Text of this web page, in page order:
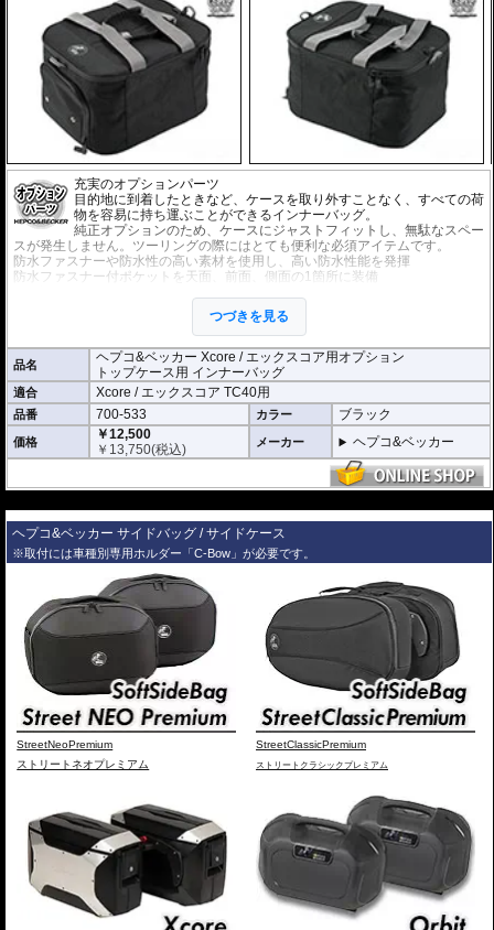
充実のオプションパーツ
目的地に到着したときなど、ケースを取り外すことなく、すべての荷
物を容易に持ち運ぶことができるインナーバッグ。
純正オプションのため、ケースにジャストフィットし、無駄なスペー
スが発生しません。ツーリングの際にはとても便利な必須アイテムです。
防水ファスナーや防水性の高い素材を使用し、高い防水性能を発揮
防水ファスナー付ポケットを天面、前面、側面の1箇所に装備
つづきを見る
品名
ヘプコ&ベッカー Xcore / エックスコア用オプション
トップケース用 インナーバッグ
適合 Xcore / エックスコア TC40用
品番 700-533 カラー ブラック
価格
￥12,500
￥ 13,750(税込) メーカー ヘプコ&ベッカー
ヘプコ&ベッカー サイドバッグ / サイドケース
※取付には車種別専用ホルダー「C-Bow」が必要です。
StreetNeoPremium
ストリートネオプレミアム
StreetClassicPremium
ストリートクラシックプレミアム